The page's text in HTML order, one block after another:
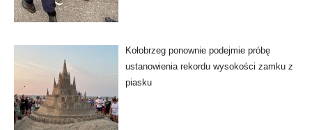
Kołobrzeg ponownie podejmie próbę
ustanowienia rekordu wysokości zamku z
piasku